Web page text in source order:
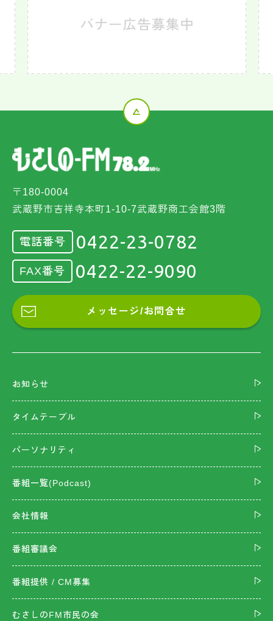
〒180-0004
武蔵野市吉祥寺本町1-10-7武蔵野商工会館3階
電話番号 0422-23-0782
FAX番号 0422-22-9090
メッセージ/お問合せ
お知らせ
タイムテーブル
パーソナリティ
番組一覧(Podcast)
会社情報
番組審議会
番組提供 / CM募集
むさしのFM市民の会